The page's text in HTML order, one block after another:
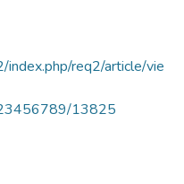
req2/article/vie
13825